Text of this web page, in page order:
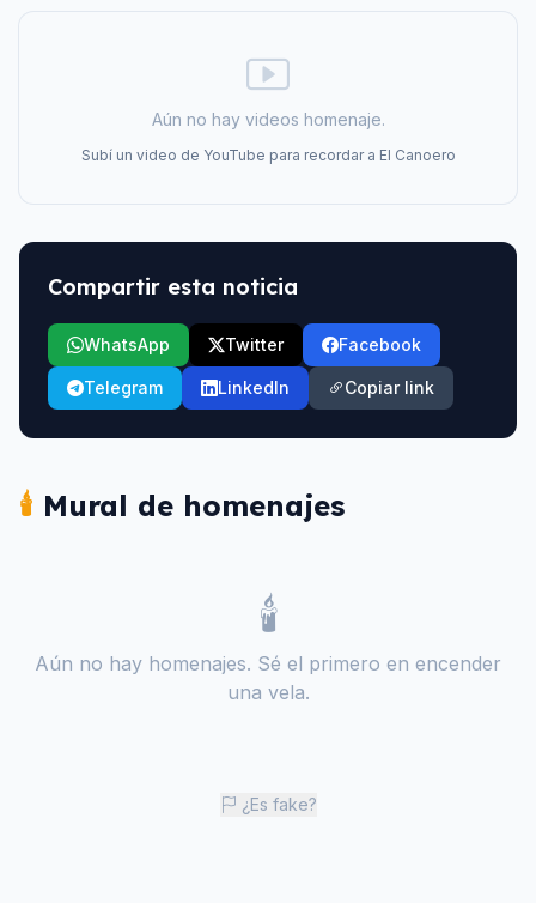
Aún no hay videos homenaje.
Subí un video de YouTube para recordar a El Canoero
Compartir esta noticia
WhatsApp Twitter Facebook
Telegram LinkedIn Copiar link
🕯️ Mural de homenajes
🕯️
Aún no hay homenajes. Sé el primero en encender
una vela.
¿Es fake?